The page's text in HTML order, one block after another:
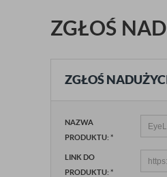
ZGŁOŚ
ZGŁOŚ
NAZWA
PRODUKTU: *
LINK DO
PRODUKTU: *